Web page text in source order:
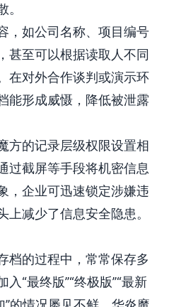
，如公司名称、项目编号
甚至可以根据读取人不同
在对外合作谈判或演示环
能形成威慑，降低被泄露
方的记录层级权限设置相
过截屏等手段将机密信息
，企业可迅速锁定涉嫌违
减少了信息安全隐患。
档的过程中，常常保存多
“最终版”“终极版”“最新